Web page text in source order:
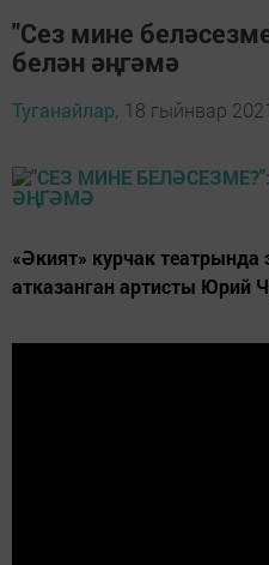
"Сез мине
белән әңгәмә
Туганайлар, 18 гыйнвар
«Әкият» курчак театрында
атказанган артисты Юрий